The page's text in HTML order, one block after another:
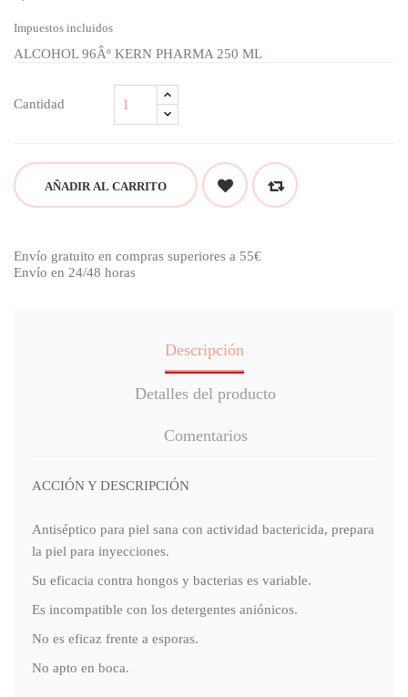
Impuestos incluidos
ALCOHOL 96Âº KERN PHARMA 250 ML
Cantidad
AÑADIR AL CARRITO
Envío gratuito en compras superiores a 55€
Envío en 24/48 horas
Descripción
Detalles del producto
Comentarios
ACCIÓN Y DESCRIPCIÓN
Antiséptico para piel sana con actividad bactericida, prepara
la piel para inyecciones.
Su eficacia contra hongos y bacterias es variable.
Es incompatible con los detergentes aniónicos.
No es eficaz frente a esporas.
No apto en boca.